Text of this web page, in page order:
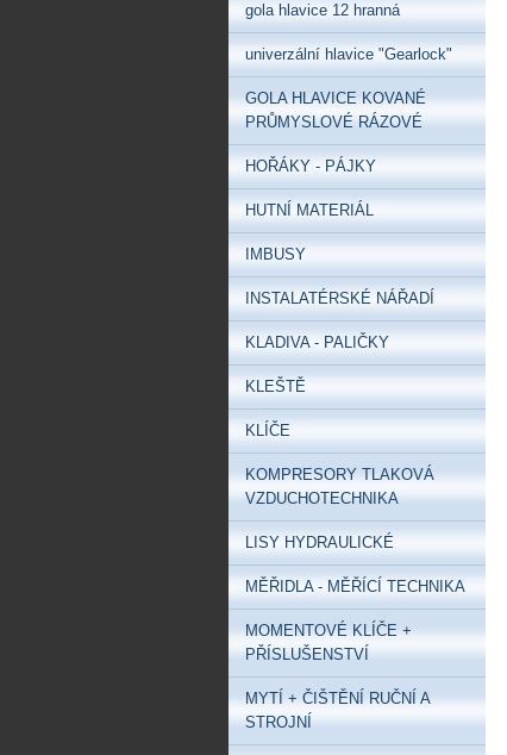
gola hlavice 12 hranná
univerzální hlavice "Gearlock"
GOLA HLAVICE KOVANÉ
PRŮMYSLOVÉ RÁZOVÉ
HOŘÁKY - PÁJKY
HUTNÍ MATERIÁL
IMBUSY
INSTALATÉRSKÉ NÁŘADÍ
KLADIVA - PALIČKY
KLEŠTĚ
KLÍČE
KOMPRESORY TLAKOVÁ
VZDUCHOTECHNIKA
LISY HYDRAULICKÉ
MĚŘIDLA - MĚŘÍCÍ TECHNIKA
MOMENTOVÉ KLÍČE +
PŘÍSLUŠENSTVÍ
MYTÍ + ČIŠTĚNÍ RUČNÍ A
STROJNÍ